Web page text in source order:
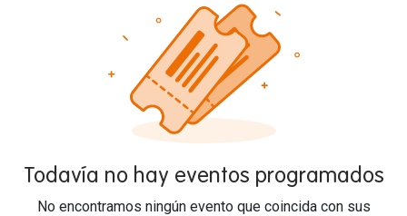
Todavía no hay eventos programados
No encontramos ningún evento que coincida con sus